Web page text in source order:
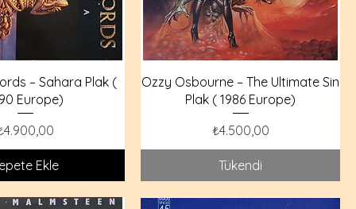
– Sahara Plak (
Europe)
Ekle
Ozzy Osbourne – The Ultimate Sin
Plak ( 1986 Europe)
Fiyat
₺4.500,00
Tükendi